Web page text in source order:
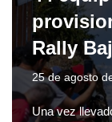
Rally
25 de agosto
Una vez